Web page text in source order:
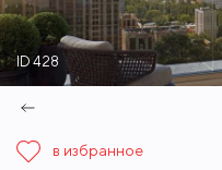
ID 428
в избранное